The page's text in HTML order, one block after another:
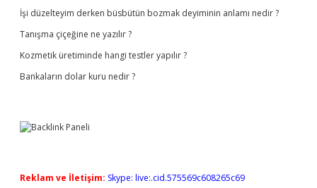
İşi düzelteyim derken büsbütün bozmak deyiminin anlamı nedir ?
Tanışma çiçeğine ne yazılır ?
Kozmetik üretiminde hangi testler yapılır ?
Bankaların dolar kuru nedir ?
Reklam ve İletişim: Skype: live:.cid.575569c608265c69